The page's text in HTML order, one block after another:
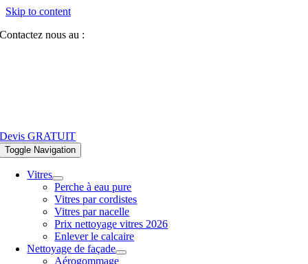
Skip to content
Contactez nous au :
Devis GRATUIT
Toggle Navigation
Vitres
Perche à eau pure
Vitres par cordistes
Vitres par nacelle
Prix nettoyage vitres 2026
Enlever le calcaire
Nettoyage de façade
Aérogommage